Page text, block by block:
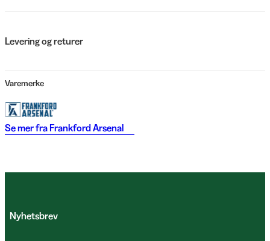
Levering og returer
Varemerke
Se mer fra Frankford Arsenal
Nyhetsbrev